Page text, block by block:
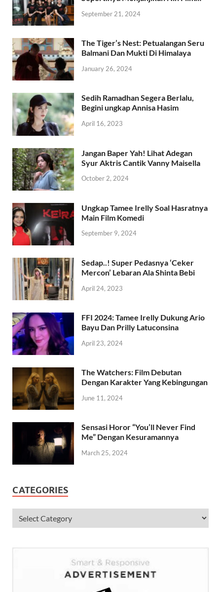
September 21, 2024
The Tiger’s Nest: Petualangan Seru
Balmani Dan Mukti Di Himalaya
January 26, 2024
Sedih Ramadhan Segera Berlalu,
Begini ungkap Annisa Hasim
April 16, 2023
Jangan Baper Yah! Lihat Adegan
Syur Aktris Cantik Vanny Maisella
October 2, 2024
Ungkap Tamee Irelly Soal Hasratnya
Main Film Komedi
September 9, 2024
Sedap..! Super Pedasnya ‘Ceker
Mercon’ Lebaran Ala Shinta Bebi
April 24, 2023
FFI 2024: Tamee Irelly Dukung Ario
Bayu Dan Prilly Latuconsina
April 23, 2024
The Watchers: Film Debutan
Dengan Karakter Yang Kebingungan
June 11, 2024
Sensasi Horor “You’ll Never Find
Me” Dengan Kesuramannya
March 25, 2024
CATEGORIES